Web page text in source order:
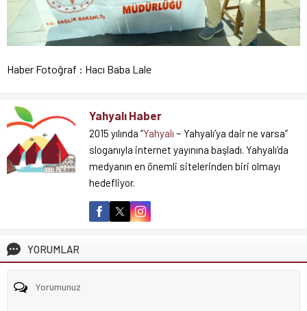
Haber Fotoğraf : Hacı Baba Lale
Yahyalı Haber
2015 yılında ”Yahyalı ~ Yahyalı’ya dair ne varsa”
sloganıyla internet yayınına başladı. Yahyalı’da
medyanın en önemli sitelerinden biri olmayı
hedefliyor.
YORUMLAR